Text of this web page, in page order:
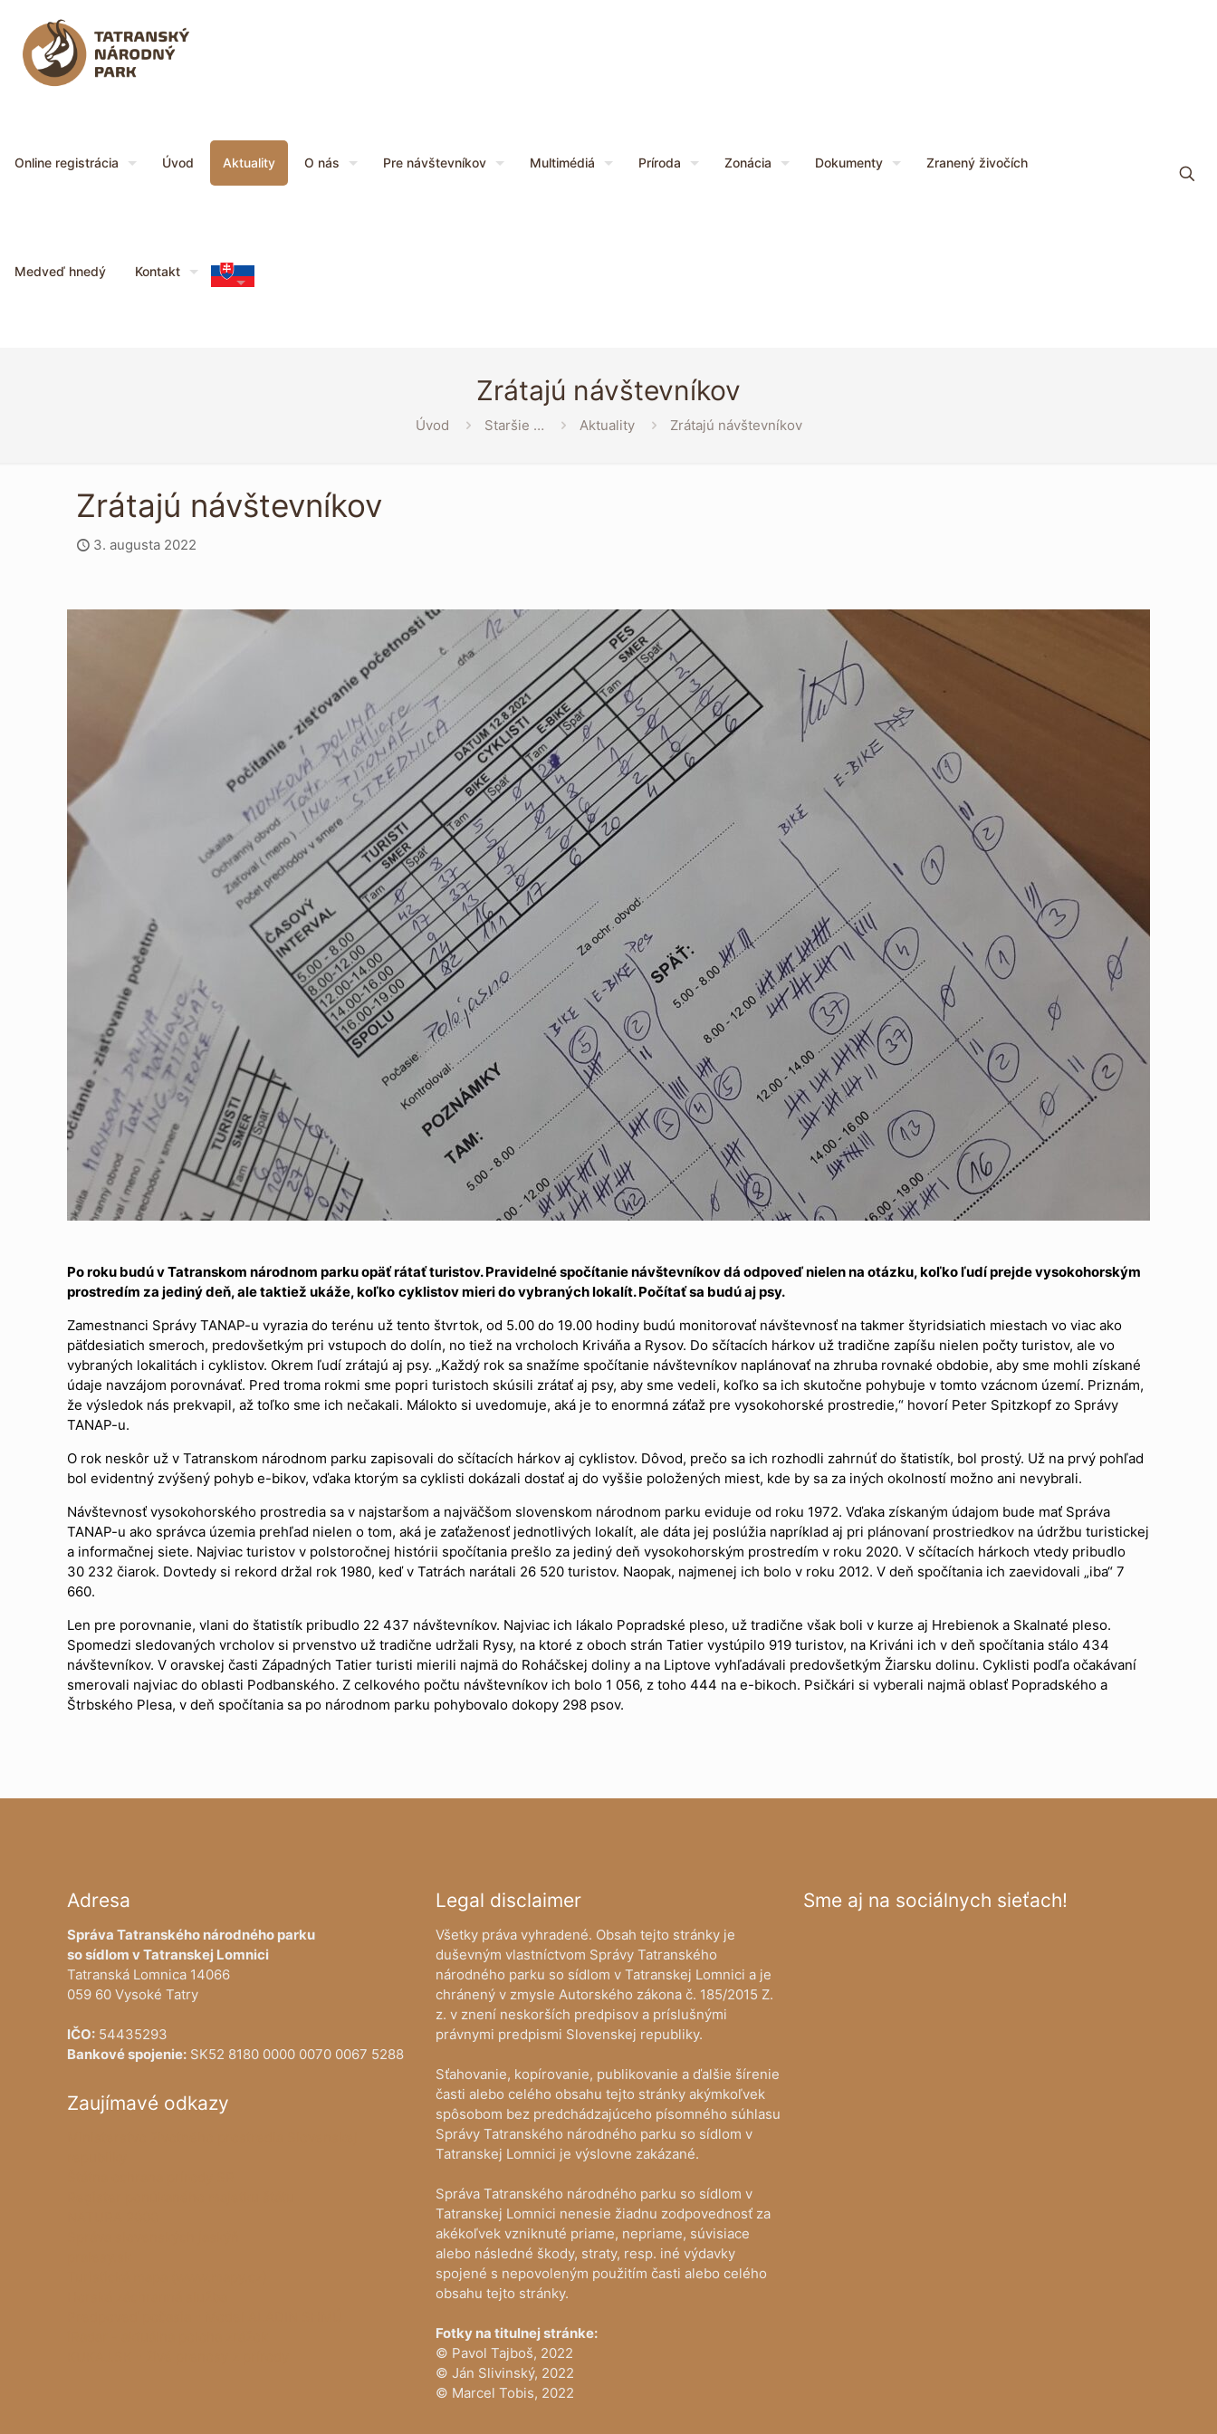
Online registrácia Úvod Aktuality O nás Pre návštevníkov Multimédiá Príroda Zonácia Dokumenty Zranený živočích
Medveď hnedý Kontakt
Zrátajú návštevníkov
Úvod Staršie … Aktuality Zrátajú návštevníkov
Zrátajú návštevníkov
3. augusta 2022
Po roku budú v Tatranskom národnom parku opäť rátať turistov. Pravidelné spočítanie návštevníkov dá odpoveď nielen na otázku, koľko ľudí prejde vysokohorským
prostredím za jediný deň, ale taktiež ukáže, koľko cyklistov mieri do vybraných lokalít. Počítať sa budú aj psy.
Zamestnanci Správy TANAP-u vyrazia do terénu už tento štvrtok, od 5.00 do 19.00 hodiny budú monitorovať návštevnosť na takmer štyridsiatich miestach vo viac ako
päťdesiatich smeroch, predovšetkým pri vstupoch do dolín, no tiež na vrcholoch Kriváňa a Rysov. Do sčítacích hárkov už tradične zapíšu nielen počty turistov, ale vo
vybraných lokalitách i cyklistov. Okrem ľudí zrátajú aj psy. „Každý rok sa snažíme spočítanie návštevníkov naplánovať na zhruba rovnaké obdobie, aby sme mohli získané
údaje navzájom porovnávať. Pred troma rokmi sme popri turistoch skúsili zrátať aj psy, aby sme vedeli, koľko sa ich skutočne pohybuje v tomto vzácnom území. Priznám,
že výsledok nás prekvapil, až toľko sme ich nečakali. Málokto si uvedomuje, aká je to enormná záťaž pre vysokohorské prostredie,“ hovorí Peter Spitzkopf zo Správy
TANAP-u.
O rok neskôr už v Tatranskom národnom parku zapisovali do sčítacích hárkov aj cyklistov. Dôvod, prečo sa ich rozhodli zahrnúť do štatistík, bol prostý. Už na prvý pohľad
bol evidentný zvýšený pohyb e-bikov, vďaka ktorým sa cyklisti dokázali dostať aj do vyššie položených miest, kde by sa za iných okolností možno ani nevybrali.
Návštevnosť vysokohorského prostredia sa v najstaršom a najväčšom slovenskom národnom parku eviduje od roku 1972. Vďaka získaným údajom bude mať Správa
TANAP-u ako správca územia prehľad nielen o tom, aká je zaťaženosť jednotlivých lokalít, ale dáta jej poslúžia napríklad aj pri plánovaní prostriedkov na údržbu turistickej
a informačnej siete. Najviac turistov v polstoročnej histórii spočítania prešlo za jediný deň vysokohorským prostredím v roku 2020. V sčítacích hárkoch vtedy pribudlo
30 232 čiarok. Dovtedy si rekord držal rok 1980, keď v Tatrách narátali 26 520 turistov. Naopak, najmenej ich bolo v roku 2012. V deň spočítania ich zaevidovali „iba“ 7
660.
Len pre porovnanie, vlani do štatistík pribudlo 22 437 návštevníkov. Najviac ich lákalo Popradské pleso, už tradične však boli v kurze aj Hrebienok a Skalnaté pleso.
Spomedzi sledovaných vrcholov si prvenstvo už tradične udržali Rysy, na ktoré z oboch strán Tatier vystúpilo 919 turistov, na Kriváni ich v deň spočítania stálo 434
návštevníkov. V oravskej časti Západných Tatier turisti mierili najmä do Roháčskej doliny a na Liptove vyhľadávali predovšetkým Žiarsku dolinu. Cyklisti podľa očakávaní
smerovali najviac do oblasti Podbanského. Z celkového počtu návštevníkov ich bolo 1 056, z toho 444 na e-bikoch. Psičkári si vyberali najmä oblasť Popradského a
Štrbského Plesa, v deň spočítania sa po národnom parku pohybovalo dokopy 298 psov.
Adresa
Správa Tatranského národného parku
so sídlom v Tatranskej Lomnici
Tatranská Lomnica 14066
059 60 Vysoké Tatry
IČO: 54435293
Bankové spojenie: SK52 8180 0000 0070 0067 5288
Zaujímavé odkazy
Legal disclaimer
Všetky práva vyhradené. Obsah tejto stránky je
duševným vlastníctvom Správy Tatranského
národného parku so sídlom v Tatranskej Lomnici a je
chránený v zmysle Autorského zákona č. 185/2015 Z.
z. v znení neskorších predpisov a príslušnými
právnymi predpismi Slovenskej republiky.
Sťahovanie, kopírovanie, publikovanie a ďalšie šírenie
časti alebo celého obsahu tejto stránky akýmkoľvek
spôsobom bez predchádzajúceho písomného súhlasu
Správy Tatranského národného parku so sídlom v
Tatranskej Lomnici je výslovne zakázané.
Správa Tatranského národného parku so sídlom v
Tatranskej Lomnici nenesie žiadnu zodpovednosť za
akékoľvek vzniknuté priame, nepriame, súvisiace
alebo následné škody, straty, resp. iné výdavky
spojené s nepovoleným použitím časti alebo celého
obsahu tejto stránky.
Fotky na titulnej stránke:
© Pavol Tajboš, 2022
© Ján Slivinský, 2022
© Marcel Tobis, 2022
Sme aj na sociálnych sieťach!